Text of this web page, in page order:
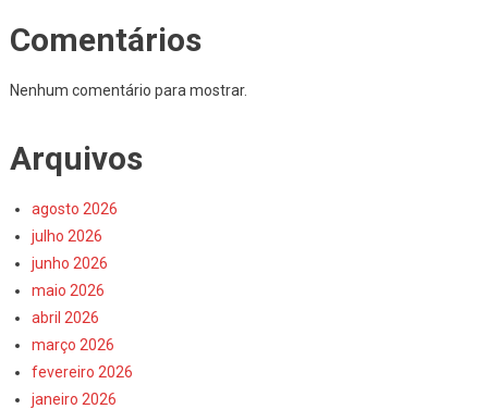
Comentários
Nenhum comentário para mostrar.
Arquivos
agosto 2026
julho 2026
junho 2026
maio 2026
abril 2026
março 2026
fevereiro 2026
janeiro 2026